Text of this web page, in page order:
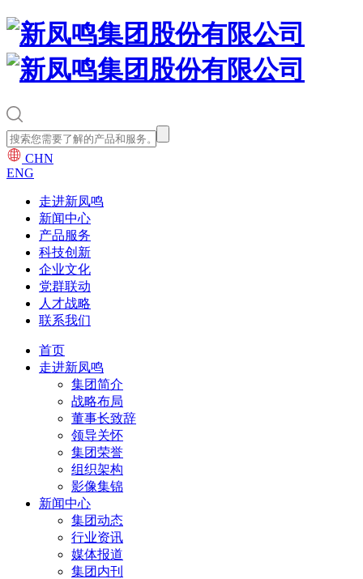
CHN
ENG
走进新凤鸣
新闻中心
产品服务
科技创新
企业文化
党群联动
人才战略
联系我们
首页
走进新凤鸣
集团简介
战略布局
董事长致辞
领导关怀
集团荣誉
组织架构
影像集锦
新闻中心
集团动态
行业资讯
媒体报道
集团内刊